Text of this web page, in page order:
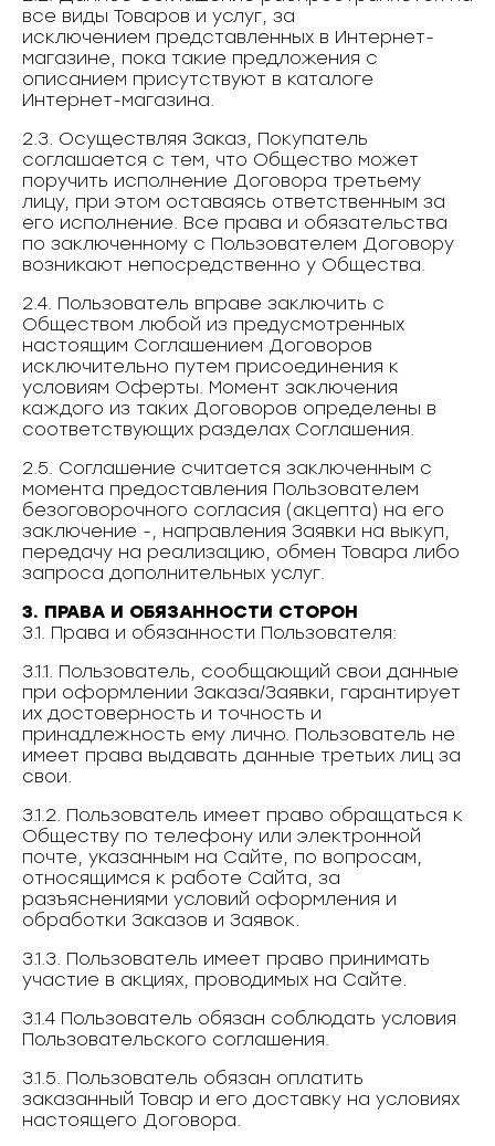
все виды Товаров и услуг, за
исключением представленных в Интернет-
магазине, пока такие предложения с
описанием присутствуют в каталоге
Интернет-магазина.
2.3. Осуществляя Заказ, Покупатель
соглашается с тем, что Общество может
поручить исполнение Договора третьему
лицу, при этом оставаясь ответственным за
его исполнение. Все права и обязательства
по заключенному с Пользователем Договору
возникают непосредственно у Общества.
2.4. Пользователь вправе заключить с
Обществом любой из предусмотренных
настоящим Соглашением Договоров
исключительно путем присоединения к
условиям Оферты. Момент заключения
каждого из таких Договоров определены в
соответствующих разделах Соглашения.
2.5. Соглашение считается заключенным с
момента предоставления Пользователем
безоговорочного согласия (акцепта) на его
заключение -, направления Заявки на выкуп,
передачу на реализацию, обмен Товара либо
запроса дополнительных услуг.
3. ПРАВА И ОБЯЗАННОСТИ СТОРОН
3.1. Права и обязанности Пользователя:
3.1.1. Пользователь, сообщающий свои данные
при оформлении Заказа/Заявки, гарантирует
их достоверность и точность и
принадлежность ему лично. Пользователь не
имеет права выдавать данные третьих лиц за
свои.
3.1.2. Пользователь имеет право обращаться к
Обществу по телефону или электронной
почте, указанным на Сайте, по вопросам,
относящимся к работе Сайта, за
разъяснениями условий оформления и
обработки Заказов и Заявок.
3.1.3. Пользователь имеет право принимать
участие в акциях, проводимых на Сайте.
3.1.4 Пользователь обязан соблюдать условия
Пользовательского соглашения.
3.1.5. Пользователь обязан оплатить
заказанный Товар и его доставку на условиях
настоящего Договора.